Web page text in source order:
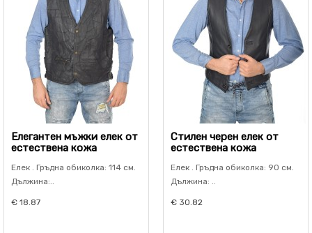
Елегантен мъжки елек от
естествена кожа
Елек . Гръдна обиколка: 114 см.
Дължина:..
€ 18.87
Стилен черен елек от
естествена кожа
Елек . Гръдна обиколка: 90 см.
Дължина: ..
€ 30.82